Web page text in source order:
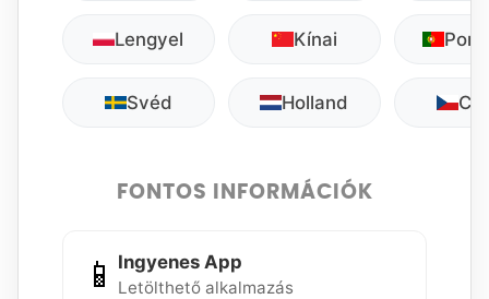
Lengyel Kínai
Svéd Holland
FONTOS INFORMÁCIÓK
📱 Ingyenes App
Letölthető alkalmazás